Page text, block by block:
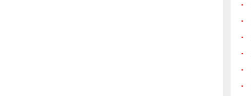
·
·
·
·
·
·